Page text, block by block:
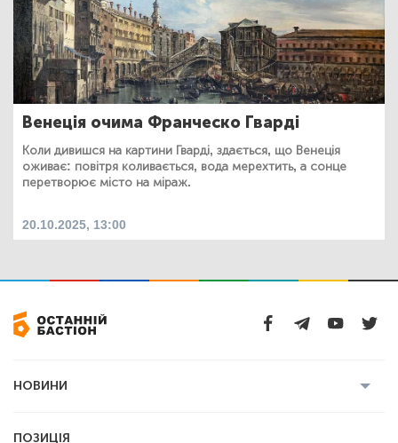
Венеція очима Франческо Гварді
Коли дивишся на картини Гварді, здається, що Венеція
оживає: повітря коливається, вода мерехтить, а сонце
перетворює місто на міраж.
20.10.2025, 13:00
НОВИНИ
ПОЗИЦІЯ